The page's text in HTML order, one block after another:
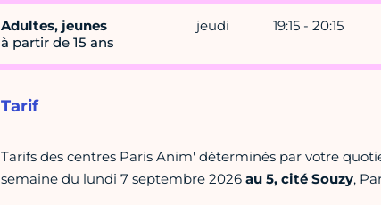
Adultes, jeunes
à partir de 15 ans
jeudi 19:15 - 20:15
Tarif
Tarifs des centres Paris Anim' déterminés par votre
semaine du lundi 7 septembre 2026 au 5, cité Souzy,